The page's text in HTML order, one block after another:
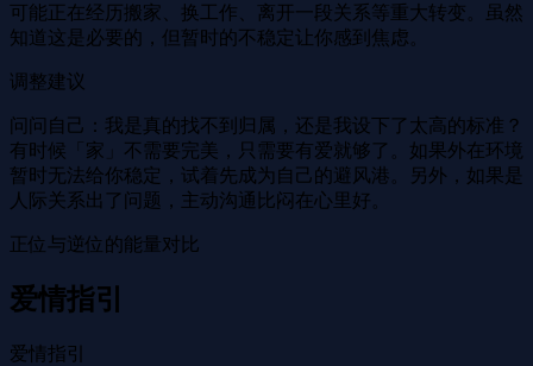
可能正在经历搬家、换工作、离开一段关系等重大转变。虽然
知道这是必要的，但暂时的不稳定让你感到焦虑。
调整建议
问问自己：我是真的找不到归属，还是我设下了太高的标准？
有时候「家」不需要完美，只需要有爱就够了。如果外在环境
暂时无法给你稳定，试着先成为自己的避风港。另外，如果是
人际关系出了问题，主动沟通比闷在心里好。
正位与逆位的能量对比
爱情指引
爱情指引